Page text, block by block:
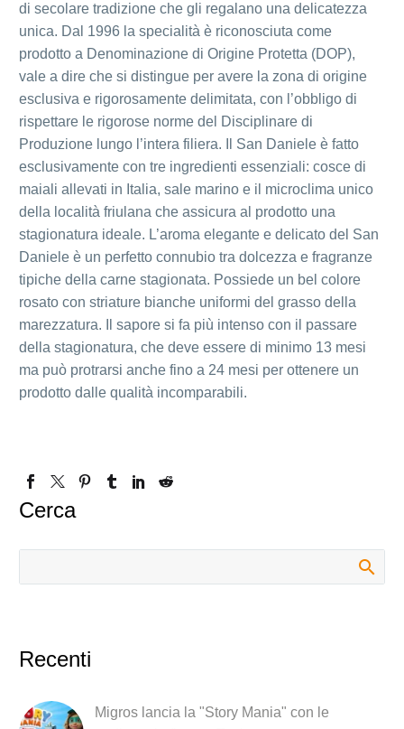
di secolare tradizione che gli regalano una delicatezza
unica. Dal 1996 la specialità è riconosciuta come
prodotto a Denominazione di Origine Protetta (DOP),
vale a dire che si distingue per avere la zona di origine
esclusiva e rigorosamente delimitata, con l’obbligo di
rispettare le rigorose norme del Disciplinare di
Produzione lungo l’intera filiera. Il San Daniele è fatto
esclusivamente con tre ingredienti essenziali: cosce di
maiali allevati in Italia, sale marino e il microclima unico
della località friulana che assicura al prodotto una
stagionatura ideale. L’aroma elegante e delicato del San
Daniele è un perfetto connubio tra dolcezza e fragranze
tipiche della carne stagionata. Possiede un bel colore
rosato con striature bianche uniformi del grasso della
marezzatura. Il sapore si fa più intenso con il passare
della stagionatura, che deve essere di minimo 13 mesi
ma può protrarsi anche fino a 24 mesi per ottenere un
prodotto dalle qualità incomparabili.
Cerca
Recenti
Migros lancia la "Story Mania" con le